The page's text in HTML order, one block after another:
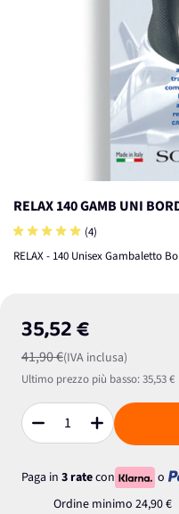
RELAX 140 GAMB UNI
(4)
RELAX - 140 Unisex Gambaletto
35,52 €
41,90 €(IVA inclusa)
Ultimo prezzo più basso:35,53 €
Quantità
Paga in 3 ratecon
o
Ordine minimo 24,90 €